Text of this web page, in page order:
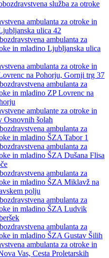
služba za otroke
ambulanta za otroke in
ulica 42
ambulanta za
in mladino Ljubljanska ulica
ambulanta za otroke in
na Pohorju, Gornji trg 37
ambulanta za
in mladino ZP Lovrenc na
ambulante za otroke in
Osnovnih šolah
ambulanta za
in mladino ŠZA Tabor 1
ambulanta za
in mladino ŠZA Dušana Flisa
ambulanta za
in mladino ŠZA Miklavž na
polju
ambulanta za
in mladino ŠZA Ludvik
ambulanta za
in mladino ŠZA Gustav Šilih
ambulanta za otroke in
Vas, Cesta Proletarskih